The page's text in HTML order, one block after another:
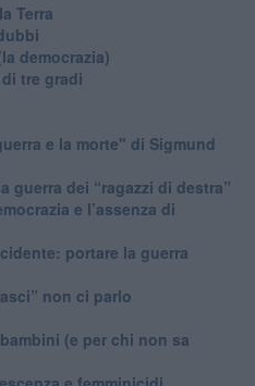
Terra
democrazia)
tre gradi
e la morte" di Sigmund
guerra dei “ragazzi di destra”
e l’assenza di
portare la guerra
non ci parlo
(e per chi non sa